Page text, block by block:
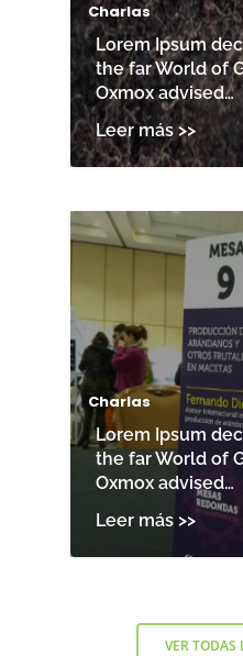
Charlas
Lorem Ipsum
the far World of
Oxmox advised…
Charlas
Lorem Ipsum
the far World of
Oxmox advised…
VER TODAS